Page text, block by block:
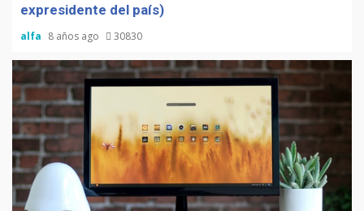
expresidente del país)
alfa 8 años ago 30830